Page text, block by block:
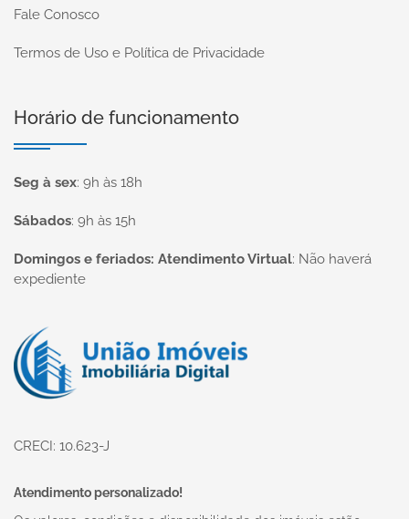
Fale Conosco
Termos de Uso e Política de Privacidade
Horário de funcionamento
Seg à sex: 9h às 18h
Sábados: 9h às 15h
Domingos e feriados: Atendimento Virtual: Não haverá
expediente
Página inicial
CRECI: 10.623-J
Atendimento personalizado!